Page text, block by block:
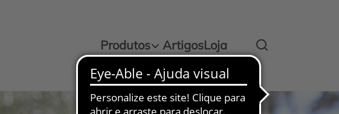
Produtos ArtigosLoja